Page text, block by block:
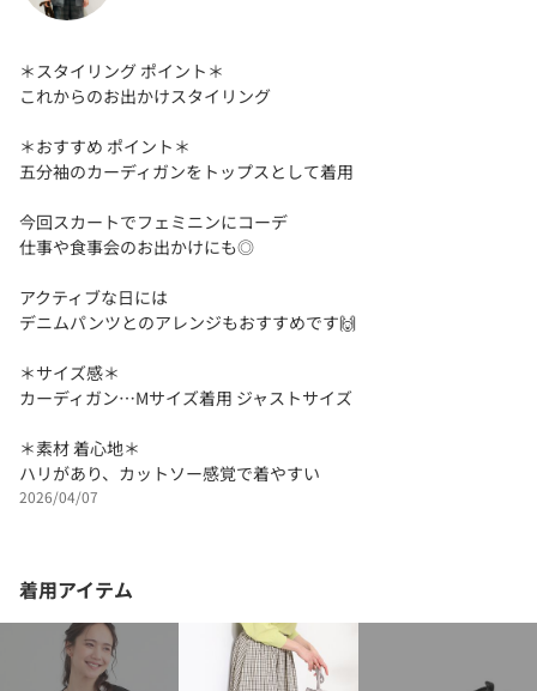
＊スタイリング ポイント＊
これからのお出かけスタイリング
＊おすすめ ポイント＊
五分袖のカーディガンをトップスとして着用
今回スカートでフェミニンにコーデ
仕事や食事会のお出かけにも◎
アクティブな日には
デニムパンツとのアレンジもおすすめです🙌
＊サイズ感＊
カーディガン…Mサイズ着用 ジャストサイズ
＊素材 着心地＊
ハリがあり、カットソー感覚で着やすい
2026/04/07
着用アイテム